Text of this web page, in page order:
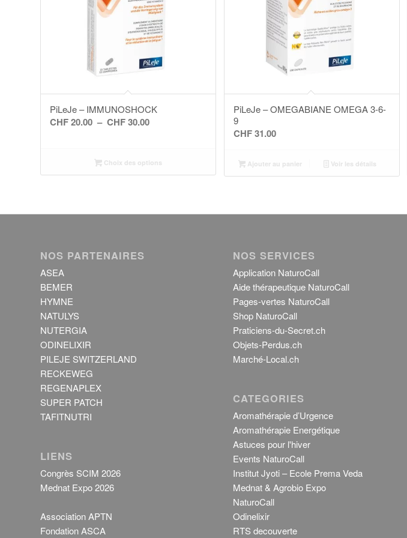
PiLeJe – IMMUNOSHOCK
CHF20.00 – CHF30.00Plage
CHF 20.00
à
Choix des options
PiLeJe – OMEGABIANE OMEGA 3-6-
9
CHF31.00
Ajouter au panier Voir les détails
NOS PARTENAIRES
ASEA
BEMER
HYMNE
NATULYS
NUTERGIA
ODINELIXIR
PILEJE SWITZERLAND
RECKEWEG
REGENAPLEX
SUPER PATCH
TAFITNUTRI
LIENS
Congrès SCIM 2026
Mednat Expo 2026
Association APTN
Fondation ASCA
NOS SERVICES
Application NaturoCall
Aide thérapeutique NaturoCall
Pages-vertes NaturoCall
Shop NaturoCall
Praticiens-du-Secret.ch
Objets-Perdus.ch
Marché-Local.ch
CATEGORIES
Aromathérapie d’Urgence
Aromathérapie Energétique
Astuces pour l'hiver
Events NaturoCall
Institut Jyoti – Ecole Prema Veda
Mednat & Agrobio Expo
NaturoCall
Odinelixir
RTS decouverte